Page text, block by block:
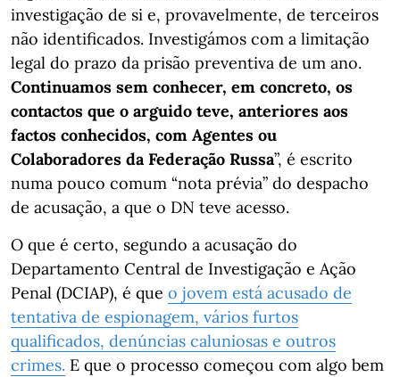
investigação de si e, provavelmente, de terceiros
não identificados. Investigámos com a limitação
legal do prazo da prisão preventiva de um ano.
Continuamos sem conhecer, em concreto, os
contactos que o arguido teve, anteriores aos
factos conhecidos, com Agentes ou
Colaboradores da Federação Russa”, é escrito
numa pouco comum “nota prévia” do despacho
de acusação, a que o DN teve acesso.
O que é certo, segundo a acusação do
Departamento Central de Investigação e Ação
Penal (DCIAP), é que o jovem está acusado de
tentativa de espionagem, vários furtos
qualificados, denúncias caluniosas e outros
crimes. E que o processo começou com algo bem